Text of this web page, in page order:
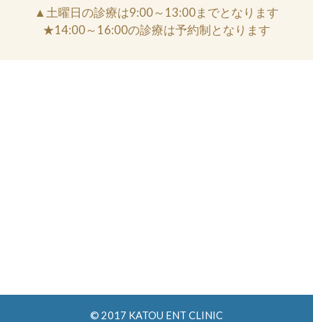
▲土曜日の診療は9:00～13:00までとなります
★14:00～16:00の診療は予約制となります
© 2017 KATOU ENT CLINIC